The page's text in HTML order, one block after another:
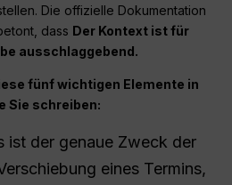
Die offizielle Dokumentation
dass Der Kontext ist für
ausschlaggebend.
fünf wichtigen Elemente in
Sie schreiben:
ist der genaue Zweck der
eines Termins,